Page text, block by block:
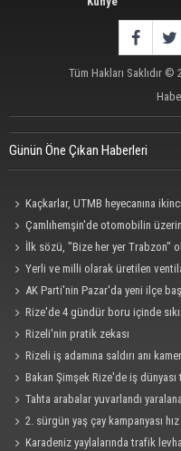
Tüm Hakları Saklıdır ©
Günün Öne Çıkan Haberleri
Kaçkarlar, UTMB heyecanına
Çamlıhemşin'de otomobilin
İlk sözü, "Bize her yer Trabzon"
Yerli ve milli olarak üretilen
AK Parti'nin Pazar'da yeni ilçe
Rize'de 4 gündür boru içinde
Rizeli'nin pratik zekası
Rizeli iş adamına saldırı anı
Bakan Şimşek Rize'de iş
Tahta arabalar yuvarlandı
2. sürgün yaş çay kampanyası
Karadeniz yaylalarında trafik